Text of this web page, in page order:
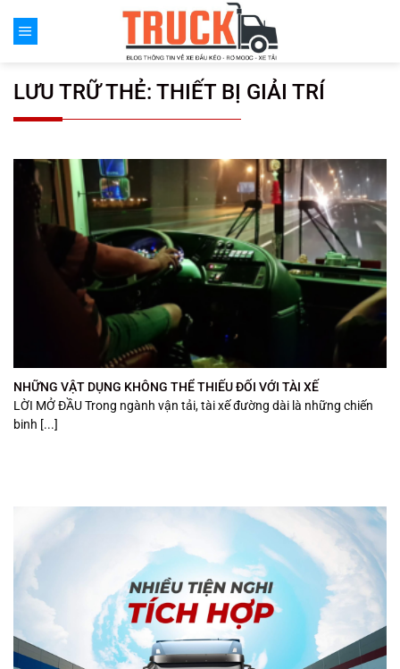
đến
LƯU TRỮ THẺ: THIẾT BỊ GIẢI TRÍ
NHỮNG VẬT DỤNG KHÔNG THỂ THIẾU ĐỐI VỚI TÀI XẾ
LỜI MỞ ĐẦU Trong ngành vận tải, tài xế đường dài là những chiến
binh [...]